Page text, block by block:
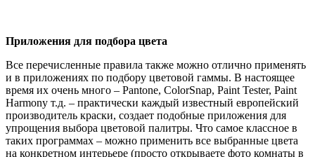
Приложения для подбора цвета
Все перечисленные правила также можно отлично применять
и в приложениях по подбору цветовой гаммы. В настоящее
время их очень много – Pantone, ColorSnap, Paint Tester, Paint
Harmony т.д. – практически каждый известный европейский
производитель краски, создает подобные приложения для
упрощения выбора цветовой палитры. Что самое классное в
таких программах – можно применить все выбранные цвета
на конкретном интерьере (просто открываете фото комнаты в